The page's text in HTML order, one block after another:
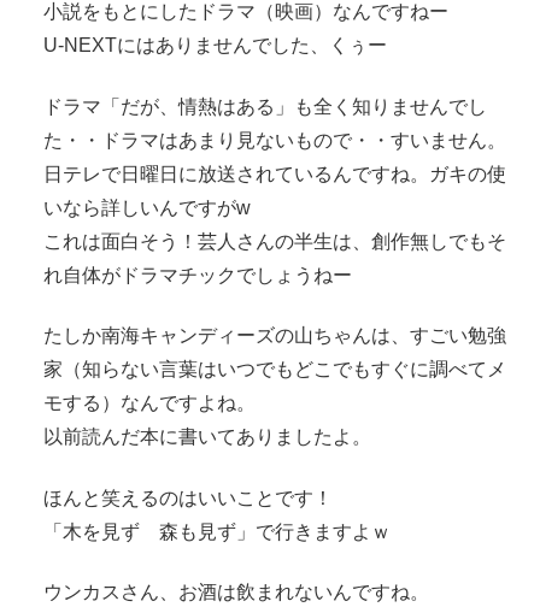
小説をもとにしたドラマ（映画）なんですねー
U-NEXTにはありませんでした、くぅー
ドラマ「だが、情熱はある」も全く知りませんでし
た・・ドラマはあまり見ないもので・・すいません。
日テレで日曜日に放送されているんですね。ガキの使
いなら詳しいんですがw
これは面白そう！芸人さんの半生は、創作無しでもそ
れ自体がドラマチックでしょうねー
たしか南海キャンディーズの山ちゃんは、すごい勉強
家（知らない言葉はいつでもどこでもすぐに調べてメ
モする）なんですよね。
以前読んだ本に書いてありましたよ。
ほんと笑えるのはいいことです！
「木を見ず 森も見ず」で行きますよｗ
ウンカスさん、お酒は飲まれないんですね。